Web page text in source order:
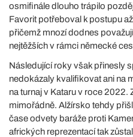
osmifinále dlouho trápilo
Favorit potřeboval k postupu
přičemž mnozí dodnes
nejtěžších v rámci německé
Následující roky však přinesly
nedokázaly kvalifikovat ani na
na turnaj v Kataru v roce
mimořádně. Alžírsko tehdy
čase odvety baráže proti
afrických reprezentací tak